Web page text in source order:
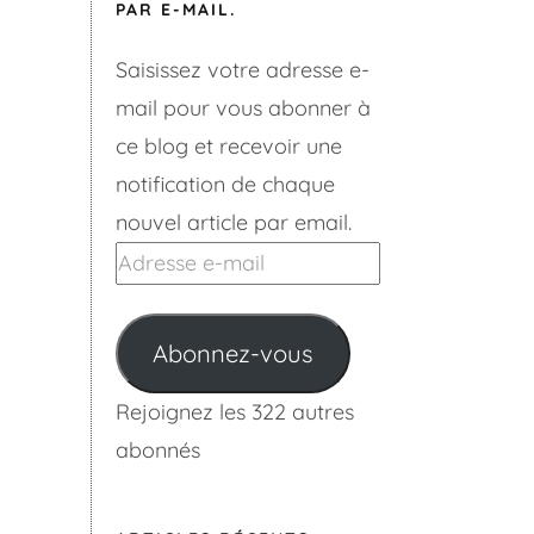
PAR E-MAIL.
Saisissez votre adresse e-
mail pour vous abonner à
ce blog et recevoir une
notification de chaque
nouvel article par email.
Adresse
mail
Abonnez-vous
Rejoignez les 322 autres
abonnés